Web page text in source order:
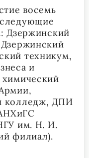
восемь
Дзержинский
техникум,
и
колледж, ДПИ
им. Н. И.
филиал).